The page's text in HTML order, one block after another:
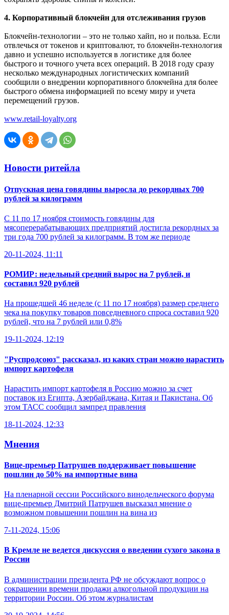
4. Корпоративный блокчейн для отслеживания грузов
Блокчейн-технологии – это не только хайп, но и польза. Если
отвлечься от токенов и криптовалют, то блокчейн-технология
давно и успешно используется в логистике для более
быстрого и точного учета всех операций. В 2018 году сразу
несколько международных логистических компаний
сообщили о внедрении корпоративного блокчейна для более
быстрого обмена информацией по всему миру и учета
перемещений грузов.
www.retail-loyalty.org
Новости ритейла
Отпускная цена говядины выросла до рекордных 700
рублей за килограмм
С 11 по 17 ноября стоимость говядины для
мясоперерабатывающих предприятий достигла рекордных за
три года 700 рублей за килограмм. В том же периоде
20-11-2024, 11:11
РОМИР: недельный средний вырос на 7 рублей, и
составил 920 рублей
На прошедшей 46 неделе (с 11 по 17 ноября) размер среднего
чека на покупку товаров повседневного спроса составил 920
рублей, что на 7 рублей или 0,8%
19-11-2024, 12:19
"Руспродсоюз" рассказал, из каких стран можно нарастить
импорт картофеля
Нарастить импорт картофеля в Россию можно за счет
поставок из Египта, Азербайджана, Китая и Пакистана. Об
этом ТАСС сообщил зампред правления
18-11-2024, 12:33
Мнения
Вице-премьер Патрушев поддерживает повышение
пошлин до 50% на импортные вина
На пленарной сессии Российского винодельческого форума
вице-премьер Дмитрий Патрушев высказал мнение о
возможном повышении пошлин на вина из
7-11-2024, 15:06
В Кремле не ведется дискуссия о введении сухого закона в
России
В администрации президента РФ не обсуждают вопрос о
сокращении времени продажи алкогольной продукции на
территории России. Об этом журналистам